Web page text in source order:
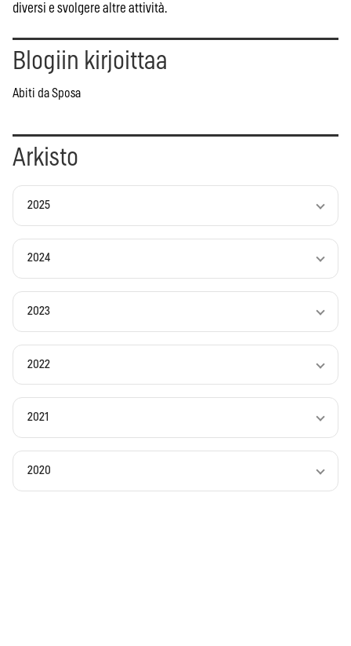
diversi e svolgere altre attività.
Blogiin kirjoittaa
Abiti da Sposa
Arkisto
2025
2024
2023
2022
2021
2020